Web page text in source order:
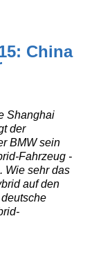
China
Shanghai
der
BMW sein
Fahrzeug -
Wie sehr das
auf den